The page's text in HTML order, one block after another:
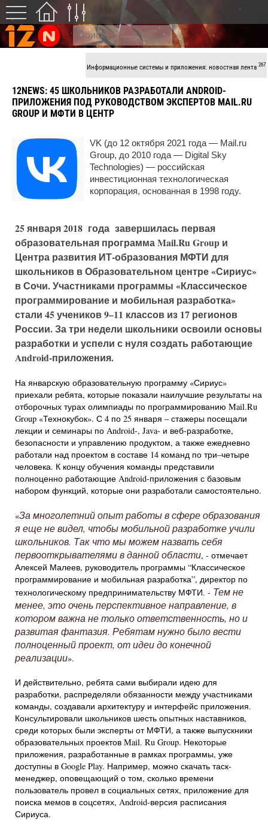
Информационные системы и приложения: новостная лента 267
12NEWS: 45 ШКОЛЬНИКОВ РАЗРАБОТАЛИ ANDROID-
ПРИЛОЖЕНИЯ ПОД РУКОВОДСТВОМ ЭКСПЕРТОВ MAIL.RU
GROUP И МФТИ В ЦЕНТР
VK (до 12 октября 2021 года — Mail.ru
Group, до 2010 года — Digital Sky
Technologies) — российская
инвестиционная технологическая
корпорация, основанная в 1998 году.
25 января 2018 года завершилась первая
образовательная программа Mail.Ru Group и
Центра развития ИТ-образования МФТИ для
школьников в Образовательном центре «Сириус»
в Сочи. Участниками программы «Классическое
программирование и мобильная разработка»
стали 45 учеников 9–11 классов из 17 регионов
России. За три недели школьники освоили основы
разработки и успели с нуля создать работающие
Android-приложения.
На январскую образовательную программу «Сириус»
приехали ребята, которые показали наилучшие результаты на
отборочных турах олимпиады по программированию Mail.Ru
Group «Технокубок». С 4 по 25 января – стажеры посещали
лекции и семинары по Android-, Java- и веб-разработке,
безопасности и управлению продуктом, а также ежедневно
работали над проектом в составе 14 команд по три–четыре
человека. К концу обучения команды представили
полноценно работающие Android-приложения с базовым
набором функций, которые они разработали самостоятельно.
«За многолетний опыт работы в сфере образования
я еще не видел, чтобы мобильной разработке учили
школьников. Так что мы можем назвать себя
первооткрывателями в данной области, - отмечает
Алексей Малеев, руководитель программы “Классическое
программирование и мобильная разработка”, директор по
технологическому предпринимательству МФТИ. - Тем не
менее, это очень перспективное направление, в
котором важна не только ответственность, но и
развитая фантазия. Ребятам нужно было вести
полноценный проект, от идеи до конечной
реализации».
И действительно, ребята сами выбирали идею для
разработки, распределяли обязанности между участниками
команды, создавали архитектуру и интерфейс приложения.
Консультировали школьников шесть опытных наставников,
среди которых были эксперты от МФТИ, а также выпускники
образовательных проектов Mail. Ru Group. Некоторые
приложения, разработанные в рамках программы, уже
доступны в Google Play. Например, можно скачать таск-
менеджер, оповещающий о том, сколько времени
пользователь провел в социальных сетях, приложение для
поиска мемов в соцсетях, Android-версия расписания
Сириуса.